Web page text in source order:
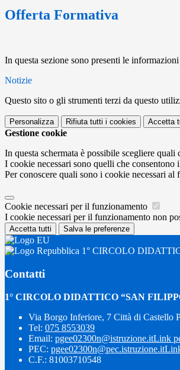
Offerta Formativa
In questa sezione sono presenti le
Notizie
Questo sito o gli strumenti terzi da questo
Personalizza Rifiuta tutti i cookies Accetta
Gestione cookie
In questa schermata è possibile scegliere quali
I cookie necessari sono quelli che
Per conoscere quali sono i cookie necessari
Cookie necessari per il funzionamento
I cookie necessari per il funzionamento non
Accetta tutti Salva le preferenze
1° CIRCOLO
Contatti
1° CIRCOLO DIDATTICO “SAN
Via Borgo Inferiore, 7 Città di Castello
Tel: 075 8553039
Email: pgee02300n@istruzione.itLink
PEC: pgee02300n@pec.istruzione.it
C.F.: 81003710548